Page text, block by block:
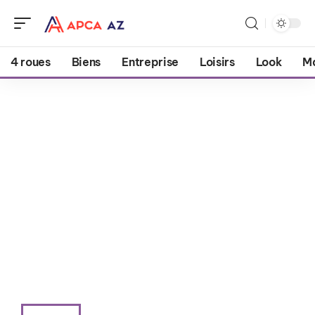
4 roues Biens Entreprise Loisirs Look